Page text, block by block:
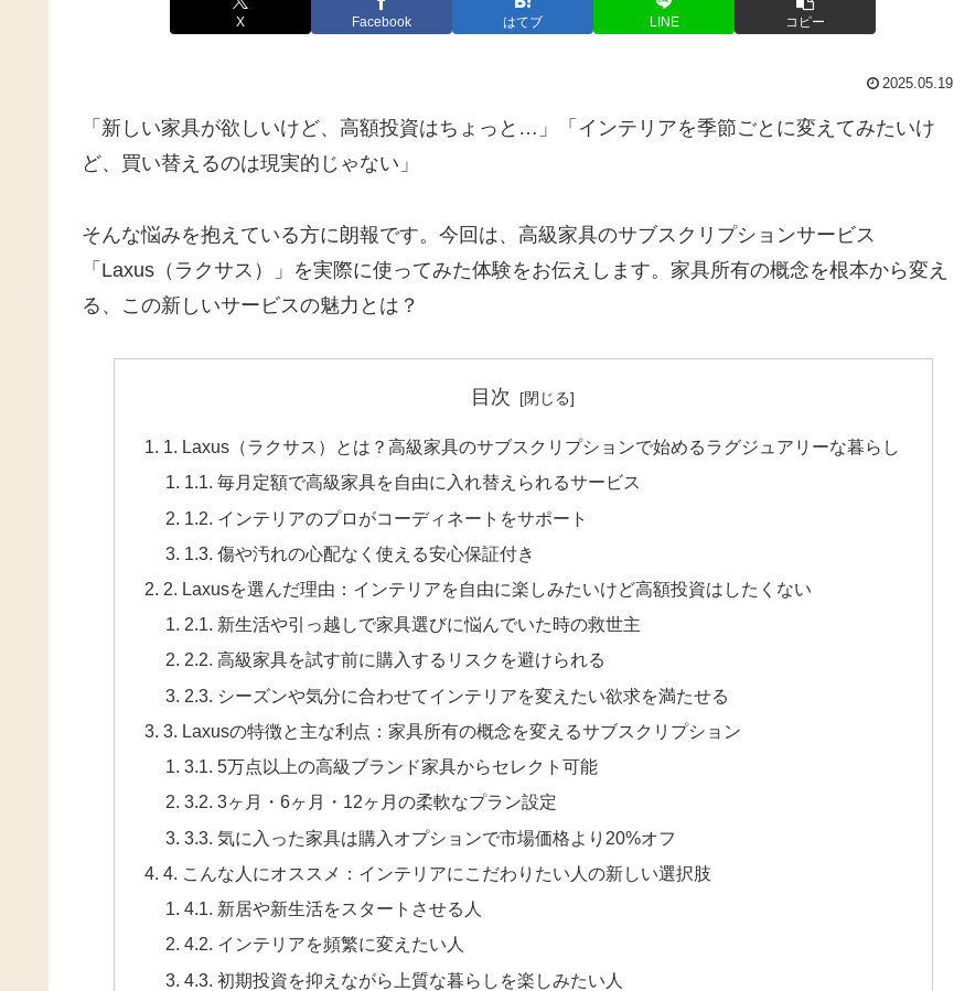
X Facebook はてブ LINE コピー
2025.05.19
「新しい家具が欲しいけど、高額投資はちょっと…」「インテリアを季節ごとに変えてみたいけ
ど、買い替えるのは現実的じゃない」
そんな悩みを抱えている方に朗報です。今回は、高級家具のサブスクリプションサービス
「Laxus（ラクサス）」を実際に使ってみた体験をお伝えします。家具所有の概念を根本から変え
る、この新しいサービスの魅力とは？
目次
1. Laxus（ラクサス）とは？高級家具のサブスクリプションで始めるラグジュアリーな暮らし
1.1. 毎月定額で高級家具を自由に入れ替えられるサービス
1.2. インテリアのプロがコーディネートをサポート
1.3. 傷や汚れの心配なく使える安心保証付き
2. Laxusを選んだ理由：インテリアを自由に楽しみたいけど高額投資はしたくない
2.1. 新生活や引っ越しで家具選びに悩んでいた時の救世主
2.2. 高級家具を試す前に購入するリスクを避けられる
2.3. シーズンや気分に合わせてインテリアを変えたい欲求を満たせる
3. Laxusの特徴と主な利点：家具所有の概念を変えるサブスクリプション
3.1. 5万点以上の高級ブランド家具からセレクト可能
3.2. 3ヶ月・6ヶ月・12ヶ月の柔軟なプラン設定
3.3. 気に入った家具は購入オプションで市場価格より20%オフ
4. こんな人にオススメ：インテリアにこだわりたい人の新しい選択肢
4.1. 新居や新生活をスタートさせる人
4.2. インテリアを頻繁に変えたい人
4.3. 初期投資を抑えながら上質な暮らしを楽しみたい人